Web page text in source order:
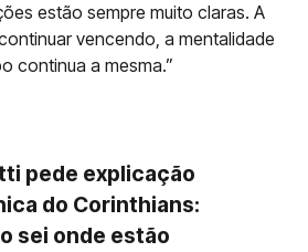
estão sempre muito claras. A
vencendo, a mentalidade
continua a mesma.”
pede explicação
do Corinthians:
sei onde estão